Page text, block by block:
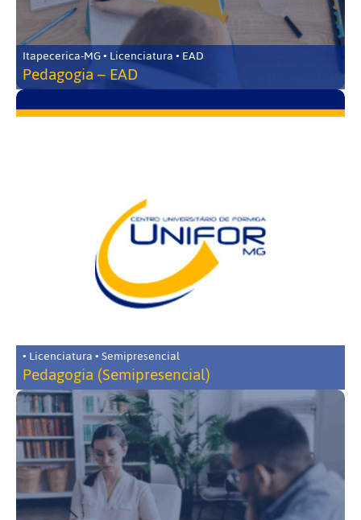
Itapecerica-MG • Licenciatura • EAD
Pedagogia – EAD
• Licenciatura • Semipresencial
Pedagogia (Semipresencial)